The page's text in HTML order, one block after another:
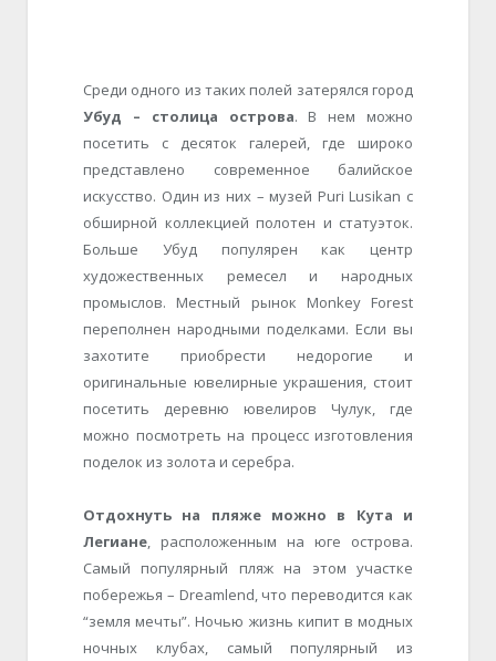
Среди одного из таких полей затерялся город
Убуд – столица острова. В нем можно
посетить с десяток галерей, где широко
представлено современное балийское
искусство. Один из них – музей Puri Lusikan с
обширной коллекцией полотен и статуэток.
Больше Убуд популярен как центр
художественных ремесел и народных
промыслов. Местный рынок Monkey Forest
переполнен народными поделками. Если вы
захотите приобрести недорогие и
оригинальные ювелирные украшения, стоит
посетить деревню ювелиров Чулук, где
можно посмотреть на процесс изготовления
поделок из золота и серебра.
Отдохнуть на пляже можно в Кута и
Легиане, расположенным на юге острова.
Самый популярный пляж на этом участке
побережья – Dreamlend, что переводится как
“земля мечты”. Ночью жизнь кипит в модных
ночных клубах, самый популярный из